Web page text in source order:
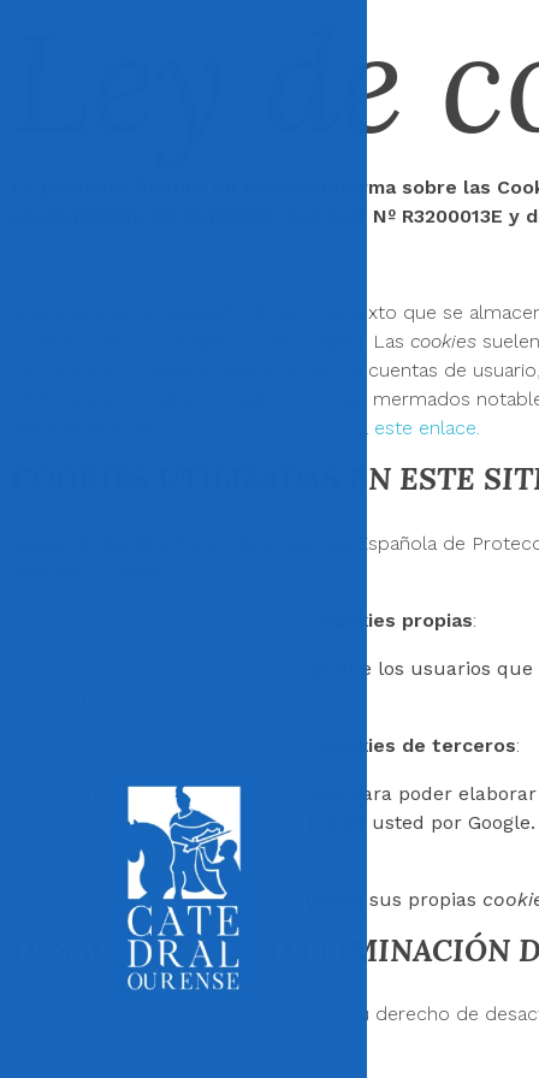
Ley de
La presente Política de cookies informa sobre las
LA CATEDRAL DE OURENSE, con C.I.F Nº
es un pequeño fichero de texto que se
cuando vuelva a navegar por esa página. Las cookies
uso, enlaces a redes sociales, acceso a cuentas de
ofrecidos por cualquier página se verían mermados
le rogamos se dirija a este enlace.
COOKIES UTILIZADAS EN ESTE
Siguiendo las directrices de la Agencia Española de
cookies propias:
Cookies de sesión, para garantizar que los usuarios
cookies de terceros:
Google Analytics: Almacena
para poder
tratamiento de información acerca de usted por
Redes sociales: Cada red social utiliza sus propias
DESACTIVACIÓN O ELIMINACIÓN
En cualquier momento podrá ejercer su derecho de